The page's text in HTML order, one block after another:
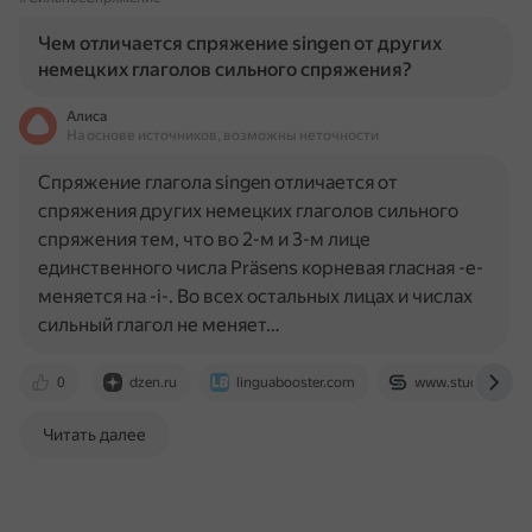
Чем отличается спряжение singen от других
немецких глаголов сильного спряжения?
Алиса
На основе источников, возможны неточности
0 dzen.ru linguabooster.com
Спряжение глагола singen отличается от
спряжения других немецких глаголов сильного
спряжения тем, что во 2-м и 3-м лице
единственного числа Präsens корневая гласная -е-
меняется на -i-. Во всех остальных лицах и числах
сильный глагол не меняет…
Читать далее